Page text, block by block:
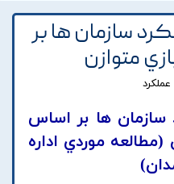
سازمان ها بر
متوازن
ها بر اساس
موردي اداره